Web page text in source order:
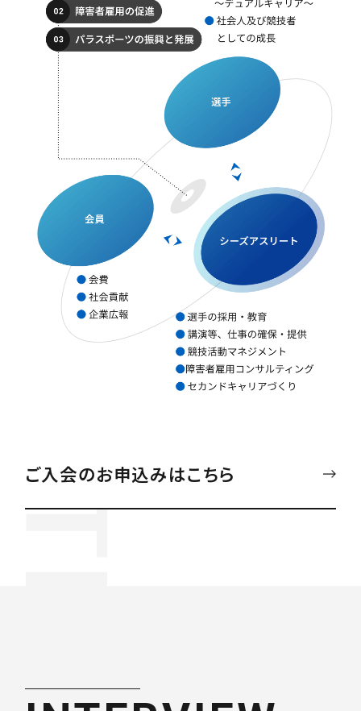
ご入会のお申込みはこちら